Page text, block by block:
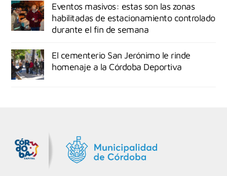
Eventos masivos: estas son las zonas
habilitadas de estacionamiento controlado
durante el fin de semana
El cementerio San Jerónimo le rinde
homenaje a la Córdoba Deportiva